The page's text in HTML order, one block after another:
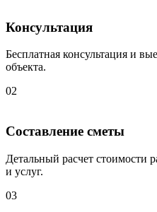
Консультация
Бесплатная консультация и
объекта.
02
Составление сметы
Детальный расчет стоимости
и услуг.
03